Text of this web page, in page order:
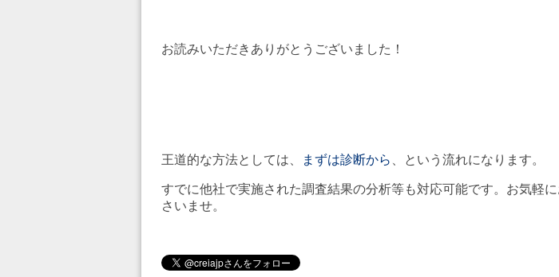
お読みいただきありがとうございました！
王道的な方法としては、 まずは診断から 、という流れになります。
すでに他社で実施された調査結果の分析等も対応可能です。お気軽
さいませ。